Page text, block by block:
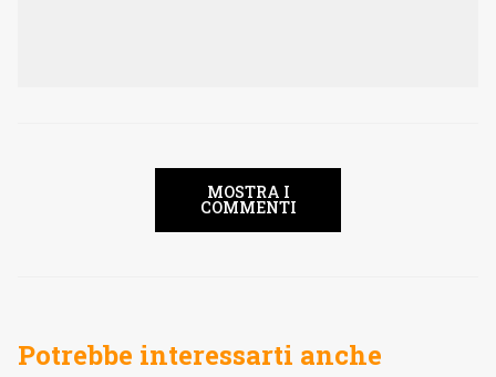
MOSTRA I
COMMENTI
Potrebbe interessarti anche